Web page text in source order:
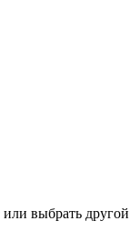
выбрать другой